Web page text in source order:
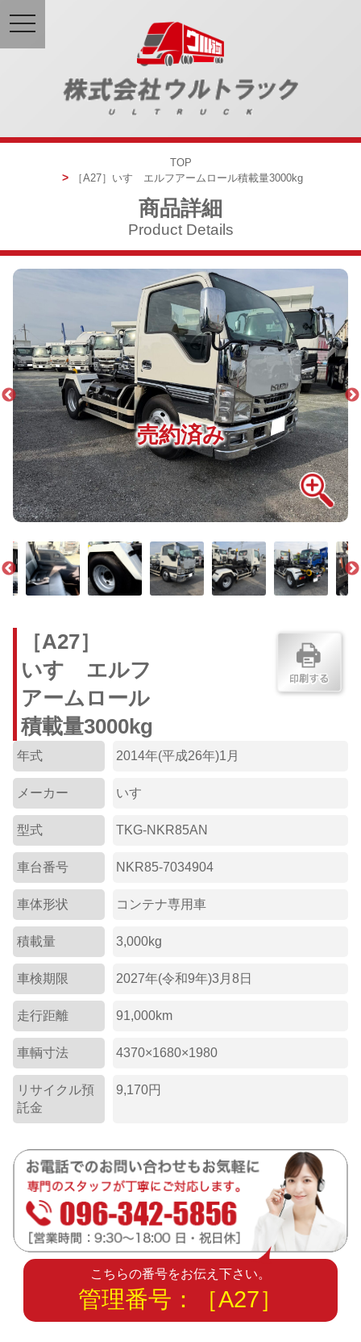
TOP
［A27］ いすゞエルフアームロール積載量3000kg
商品詳細
Product Details
売約済み
［A27］
いすゞエルフ
アームロール
積載量3000kg
年式 2014年(平成26年)1月
メーカー いすゞ
型式 TKG-NKR85AN
車台番号 NKR85-7034904
車体形状 コンテナ専用車
積載量 3,000kg
車検期限 2027年(令和9年)3月8日
走行距離 91,000km
車輌寸法 4370×1680×1980
リサイクル預
託金
9,170円
こちらの番号をお伝え下さい。
管理番号：［A27］
toggle
navigation